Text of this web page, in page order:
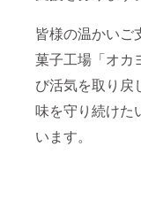
皆様の温かいご
菓子工場「オカ
び活気を取り戻
味を守り続けた
います。